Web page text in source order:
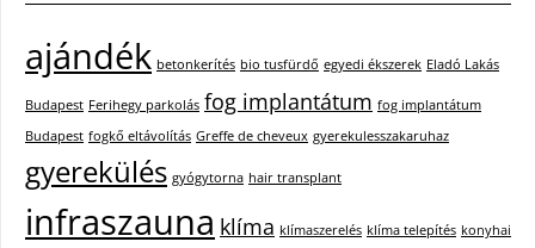
ajándék betonkerítés bio tusfürdő egyedi ékszerek Eladó Lakás
Budapest Ferihegy parkolás fog implantátum fog implantátum
Budapest fogkő eltávolítás Greffe de cheveux gyerekulesszakaruhaz
gyerekülés gyógytorna hair transplant
infraszauna klíma klímaszerelés klíma telepítés konyhai